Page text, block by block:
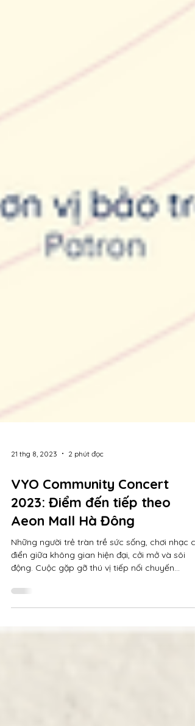
21 thg 8, 2023 2 phút đọc
VYO Community Concert
2023: Điểm đến tiếp theo
Aeon Mall Hà Đông
Những người trẻ tràn trề sức sống, chơi nhạc cổ
động. Cuộc gặp gỡ thú vị tiếp nối chuyến...